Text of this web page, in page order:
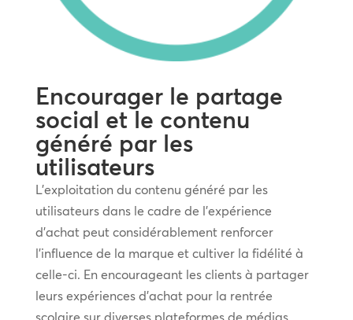
Encourager le partage
social et le contenu
généré par les
utilisateurs
L’exploitation du contenu généré par les
utilisateurs dans le cadre de l’expérience
d’achat peut considérablement renforcer
l’influence de la marque et cultiver la fidélité à
celle-ci. En encourageant les clients à partager
leurs expériences d’achat pour la rentrée